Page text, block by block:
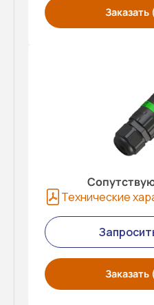
Заказать
Технические
Заказать